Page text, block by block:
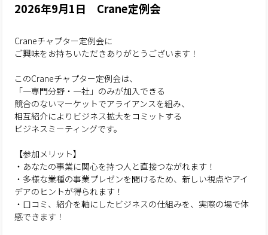
2026年9月1日 Crane定例会
Craneチャプター定例会に
ご興味をお持ちいただきありがとうございます！
このCraneチャプター定例会は、
「一専門分野・一社」のみが加入できる
競合のないマーケットでアライアンスを組み、
相互紹介によりビジネス拡大をコミットする
ビジネスミーティングです。
【参加メリット】
・あなたの事業に関心を持つ人と直接つながれます！
・多様な業種の事業プレゼンを聞けるため、新しい視点やアイ
デアのヒントが得られます！
・口コミ、紹介を軸にしたビジネスの仕組みを、実際の場で体
感できます！